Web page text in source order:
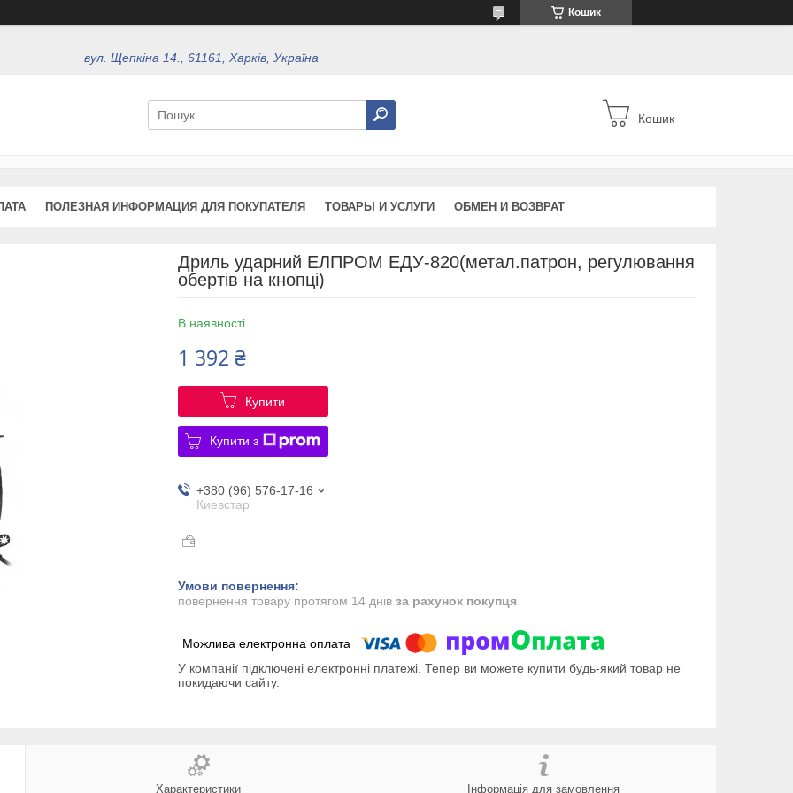
Кошик
вул. Щепкіна 14., 61161, Харків, Україна
Кошик
ПОЛЕЗНАЯ ИНФОРМАЦИЯ ДЛЯ ПОКУПАТЕЛЯ ТОВАРЫ И УСЛУГИ ОБМЕН И ВОЗВРАТ
Дриль ударний ЕЛПРОМ ЕДУ-820(метал.патрон, регулювання
обертів на кнопці)
В наявності
1 392 ₴
Купити
Купити з
+380 (96) 576-17-16
Киевстар
повернення товару протягом 14 днів за рахунок покупця
У компанії підключені електронні платежі. Тепер ви можете купити будь-який товар не
покидаючи сайту.
Характеристики Інформація для замовлення